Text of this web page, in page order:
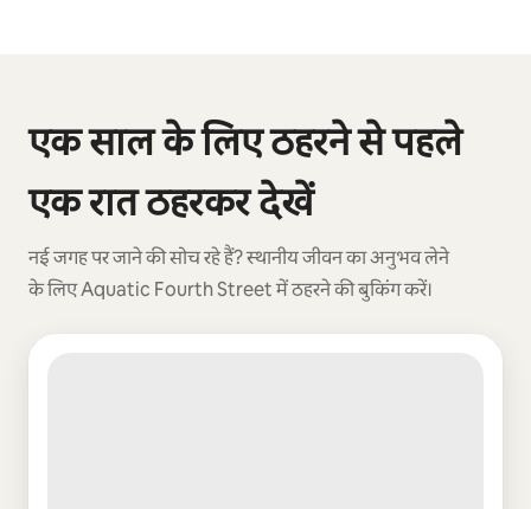
एक साल के लिए ठहरने से पहले
एक रात ठहरकर देखें
नई जगह पर जाने की सोच रहे हैं? स्थानीय जीवन का अनुभव लेने
के लिए Aquatic Fourth Street में ठहरने की बुकिंग करें।
कुल 0 आइटम में से 0 दिखाया जा रहा है